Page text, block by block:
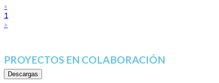
«
1
»
PROYECTOS EN COLABORACIÓN
Descargas